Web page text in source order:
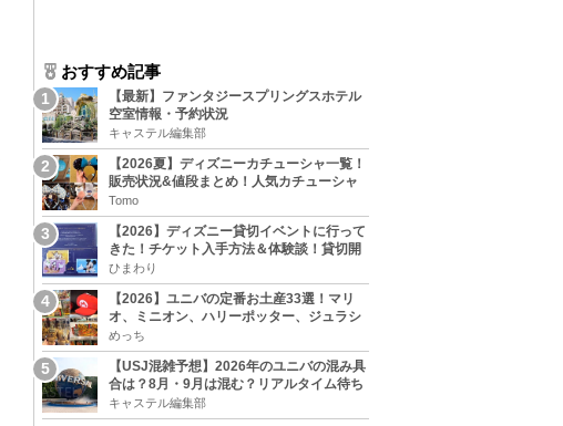
おすすめ記事
【最新】ファンタジースプリングスホテル
空室情報・予約状況
キャステル編集部
【2026夏】ディズニーカチューシャ一覧！
販売状況&値段まとめ！人気カチューシャ
をチェック
Tomo
【2026】ディズニー貸切イベントに行って
きた！チケット入手方法＆体験談！貸切開
催日程まとめ！
ひまわり
【2026】ユニバの定番お土産33選！マリ
オ、ミニオン、ハリーポッター、ジュラシ
ックパーク、セサミ、SINGなどのグッズ情
報
めっち
【USJ混雑予想】2026年のユニバの混み具
合は？8月・9月は混む？リアルタイム待ち
時間アプリも
キャステル編集部